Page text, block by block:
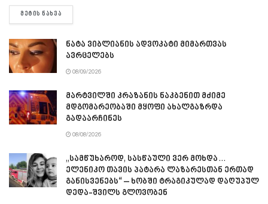
ᲛᲔᲢᲘᲡ ᲜᲐᲮᲕᲐ
ნატა ვიბლიანის ადვოკატი მიმართვას
ავრცელებს
08/09/2026
მარტვილში კრაზანის ნაკბენით მძიმე
მდგომარეობაში მყოფი ახალგაზრდა
გადაარჩინეს
08/08/2026
„სამწუხაროდ, სასწაული ვერ მოხდა…
ელენიკო თავის პატარა ლაზარესთან ერთად
განისვენებს“ – ხობში ტრაგიკულად დაღუპულ
დედა-შვილს გლოვობენ